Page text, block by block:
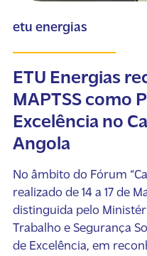
etu energias
ETU Energias
MAPTSS como
Excelência no
Angola
No âmbito do Fórum
realizado de 14 a 17 de
distinguida pelo
Trabalho e Segurança
de Excelência, em